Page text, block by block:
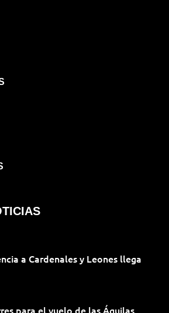
a Cardenales y Leones llega
para el vuelo de las Águilas